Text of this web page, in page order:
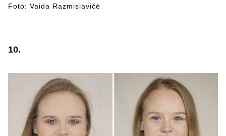
Foto: Vaida Razmislavičė
10.